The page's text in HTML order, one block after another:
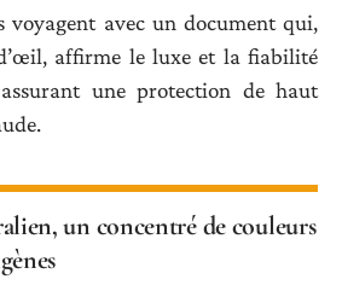
voyagent avec un document qui,
affirme le luxe et la fiabilité
une protection de haut
un concentré de couleurs